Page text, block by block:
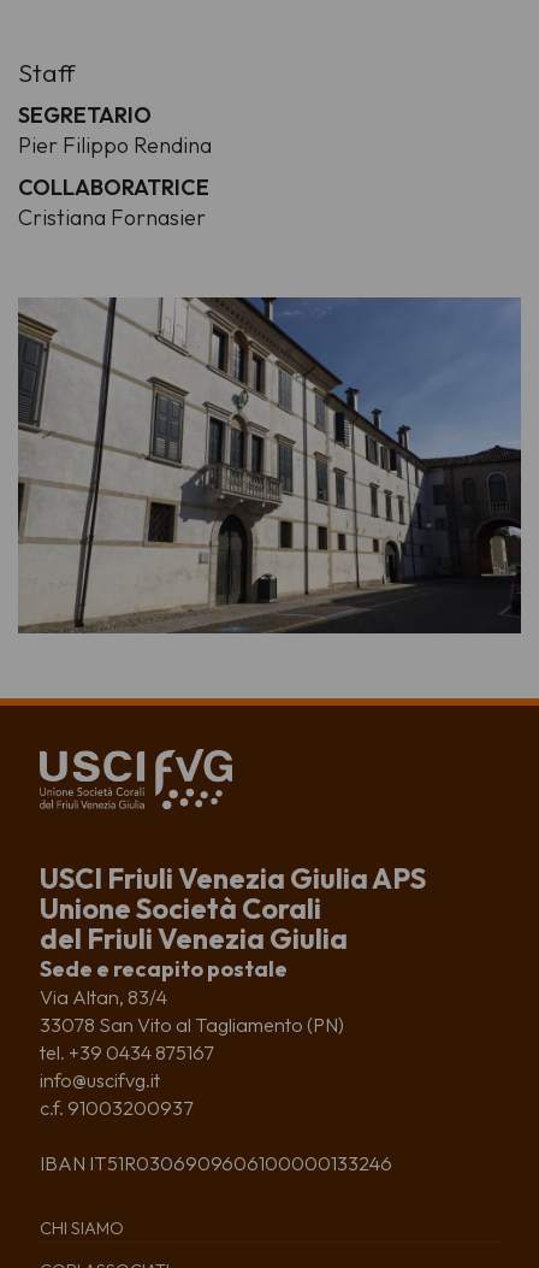
Staff
SEGRETARIO
Pier Filippo Rendina
COLLABORATRICE
Cristiana Fornasier
USCI Friuli Venezia Giulia APS
Unione Società Corali
del Friuli Venezia Giulia
Sede e recapito postale
Via Altan, 83/4
33078 San Vito al Tagliamento (PN)
tel. +39 0434 875167
info@uscifvg.it
c.f. 91003200937
IBAN IT51R0306909606100000133246
CHI SIAMO